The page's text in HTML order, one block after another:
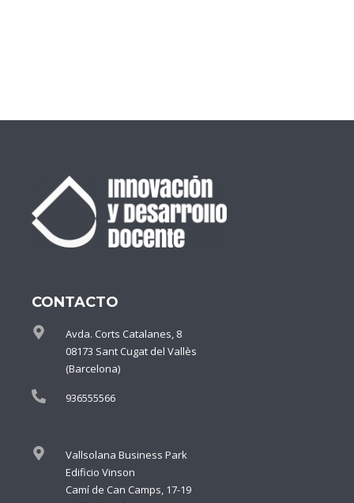
CONTACTO
Avda. Corts Catalanes, 8
08173 Sant Cugat del Vallès
(Barcelona)
936555566
Vallsolana Business Park
Edificio Vinson
Camí de Can Camps, 17-19